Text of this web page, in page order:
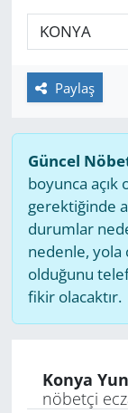
Paylaş
Güncel
boyunca açık
gerektiğinde
durumlar
nedenle, yola
olduğunu
fikir olacaktır.
Konya
nöbetçi
GÜNDEM
HABERDE
MAGAZİN
POLİTİKA
RESMİ
SAĞLIK
SPOR